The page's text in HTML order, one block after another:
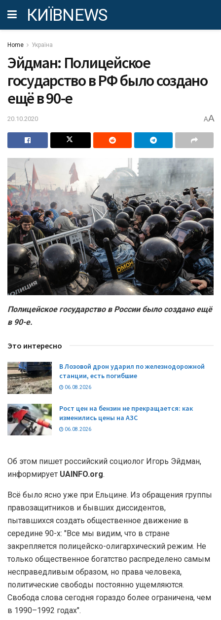
КИЇВNEWS
Home Україна
Эйдман: Полицейское
государство в РФ было создано
ещё в 90-е
20.10.2020 AA
Полицейское государство в России было создано ещё
в 90-е.
Это интересно
В Лозовой дрон ударил по железнодорожной
станции, есть погибшие
06.08.2026
Рост цен на бензин не прекращается: как
изменились цены на АЗС
06.08.2026
Об этом пишет российский социолог Игорь Эйдман,
информирует UAINFO.org.
Всё было ясно уже при Ельцине. Из обращения группы
правозащитников и бывших диссидентов,
пытавшихся создать общественное движение в
середине 90-х: "Все мы видим, что в стране
закрепляется полицейско-олигархический режим. Не
только общественное богатство распределено самым
несправедливым образом, но права человека,
политические свободы постоянно ущемляются.
Свобода слова сегодня гораздо более ограничена, чем
в 1990–1992 годах".